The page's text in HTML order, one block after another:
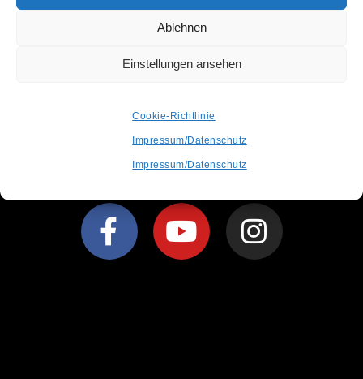
Ablehnen
Einstellungen ansehen
Cookie-Richtlinie
Impressum/Datenschutz
Impressum/Datenschutz
MARSHALL